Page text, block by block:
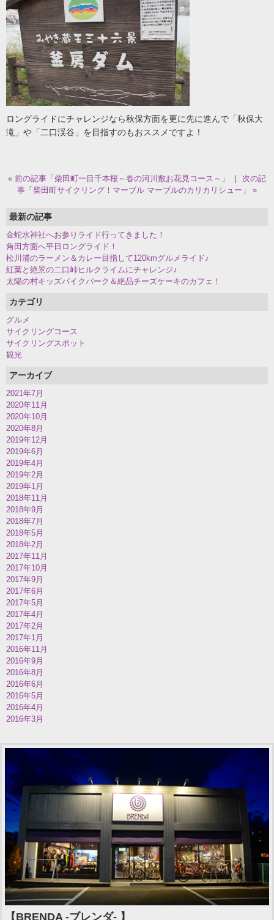
ロングライドにチャレンジなら秋保方面を更に先に進んで「秋保大
滝」や「二口渓谷」を目指すのもおススメですよ！
« 前の記事「柴田町一目千本桜～春の河川敷お花見コース～」 ｜ 次の記
事「柴田町サイクリング！マーブル マーブルのカリカリシュー」 »
最新の記事
金蛇水神社へお参りライド行ってきました！
角田方面へ平日ロングライド！
松川浦のラーメン＆カレー目指して120kmグルメライド♪
紅葉と絶景の二口峠ヒルクライムにチャレンジ♪
太陽の村キッズバイクパーク＆絶品チーズケーキのカフェ！
カテゴリ
グルメ
サイクリングコース
サイクリングスポット
観光
アーカイブ
2021年7月
2020年11月
2020年10月
2020年8月
2019年12月
2019年6月
2019年4月
2019年2月
2019年1月
2018年11月
2018年9月
2018年7月
2018年5月
2018年2月
2017年11月
2017年10月
2017年9月
2017年6月
2017年5月
2017年4月
2017年2月
2017年1月
2016年11月
2016年9月
2016年8月
2016年6月
2016年5月
2016年4月
2016年3月
【BRENDA -ブレンダ- 】